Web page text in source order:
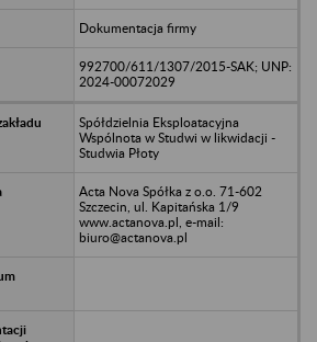
Dokumentacja firmy
992700/611/1307/2015-SAK; UNP:
2024-00072029
Spółdzielnia Eksploatacyjna
Wspólnota w Studwi w likwidacji -
Studwia Płoty
Acta Nova Spółka z o.o. 71-602
Szczecin, ul. Kapitańska 1/9
www.actanova.pl, e-mail:
biuro@actanova.pl